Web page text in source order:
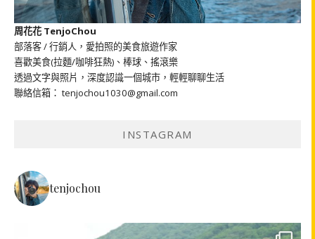
周花花 TenjoChou
部落客 / 行銷人，愛拍照的美食旅遊作家
喜歡美食(拉麵/咖啡狂熱)、棒球、搖滾樂
透過文字與照片，深度認識一個城市，輕輕聊聊生活
聯絡信箱： tenjochou1030@gmail.com
INSTAGRAM
tenjochou